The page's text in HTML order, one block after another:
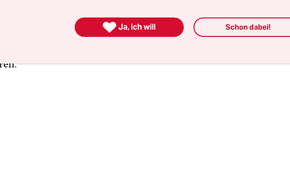
lassen – mit dem Effekt, dass sie schließlich fürs ganze
obwohl sie nie durch den Kongress gegangen sind. Da ist
 Ja, ich will Schon dabei!